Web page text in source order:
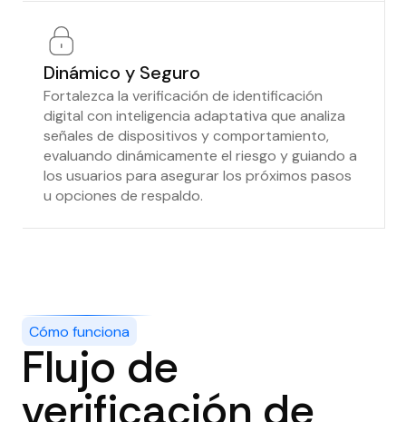
Dinámico y Seguro
Fortalezca la verificación de identificación
digital con inteligencia adaptativa que analiza
señales de dispositivos y comportamiento,
evaluando dinámicamente el riesgo y guiando a
los usuarios para asegurar los próximos pasos
u opciones de respaldo.
Cómo funciona
Flujo de